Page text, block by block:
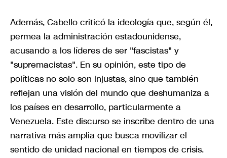
Además, Cabello criticó la ideología que, según él,
permea la administración estadounidense,
acusando a los líderes de ser "fascistas" y
"supremacistas". En su opinión, este tipo de
políticas no solo son injustas, sino que también
reflejan una visión del mundo que deshumaniza a
los países en desarrollo, particularmente a
Venezuela. Este discurso se inscribe dentro de una
narrativa más amplia que busca movilizar el
sentido de unidad nacional en tiempos de crisis.